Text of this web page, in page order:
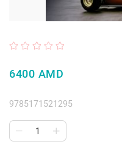
6400 AMD
9785171521295